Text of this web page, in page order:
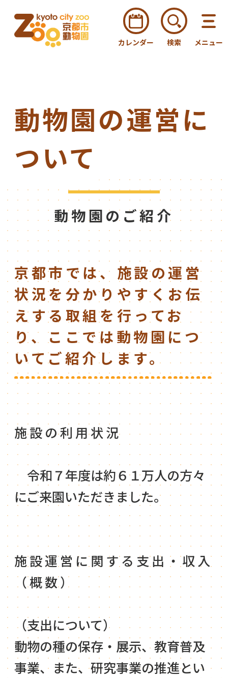
カレンダー 検索 メニュー
動物園の運営に
ついて
動物園のご紹介
京都市では、施設の運営
状況を分かりやすくお伝
えする取組を行ってお
り、ここでは動物園につ
いてご紹介します。
施設の利用状況
令和７年度は約６１万人の方々
にご来園いただきました。
施設運営に関する支出・収入
（概数）
（支出について）
動物の種の保存・展示、教育普及
事業、また、研究事業の推進とい